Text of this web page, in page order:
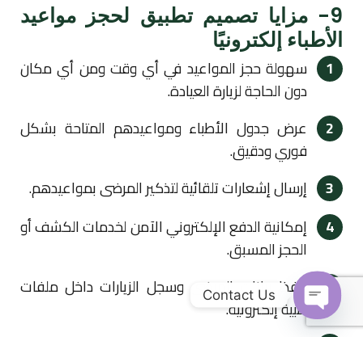
9- مزايا تصميم تطبيق لحجز مواعيد
الأطباء إلكترونيًا
1
سهولة حجز المواعيد في أي وقت ومن أي مكان
دون الحاجة لزيارة العيادة.
2
عرض جدول الأطباء ومواعيدهم المتاحة بشكل
فوري ودقيق.
3
إرسال إشعارات تلقائية لتذكير المرضى بمواعيدهم.
4
إمكانية الدفع الإلكتروني الآمن لخدمات الكشف أو
الحجز المسبق.
5
حفظ بيانات المرضى وسجل الزيارات داخل ملفات
طبية إلكترونية.
Contact Us